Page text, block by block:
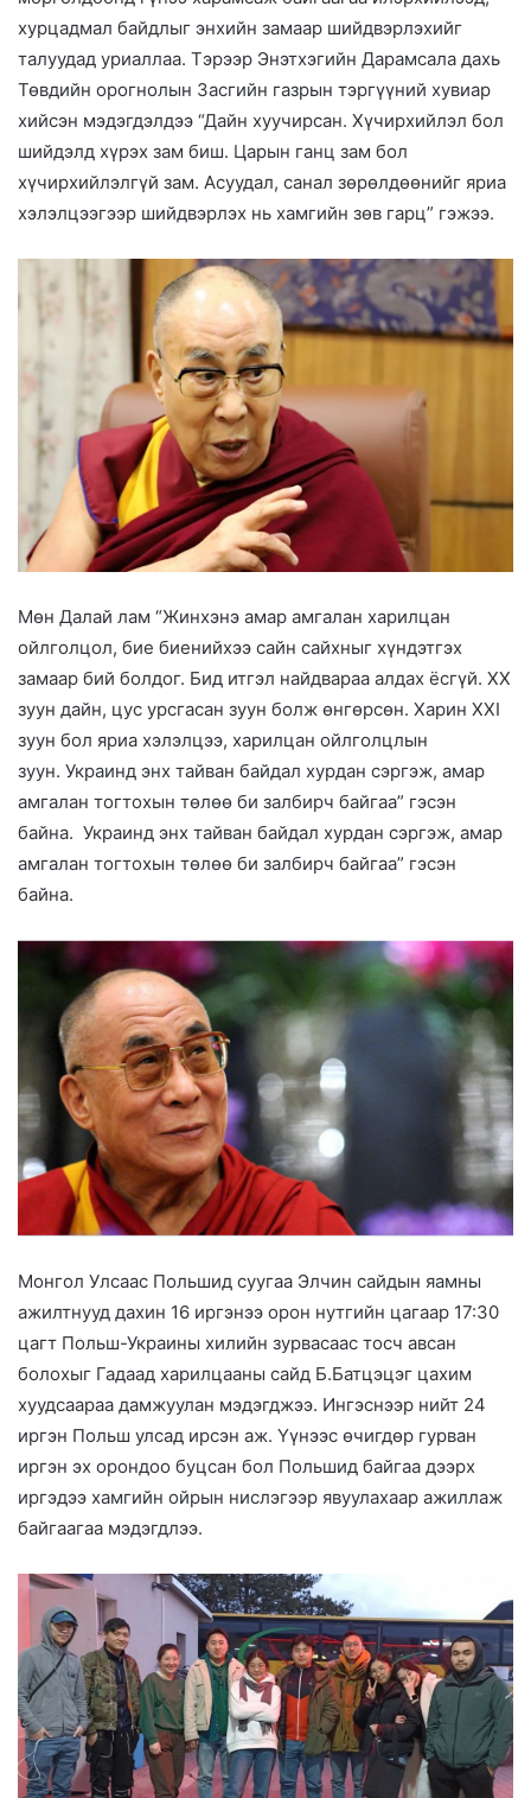
хурцадмал байдлыг энхийн замаар шийдвэрлэхийг
талуудад уриаллаа. Тэрээр Энэтхэгийн Дарамсала дахь
Төвдийн орогнолын Засгийн газрын тэргүүний хувиар
хийсэн мэдэгдэлдээ “Дайн хуучирсан. Xүчирхийлэл бол
шийдэлд хүрэх зам биш. Царын ганц зам бол
хүчирхийлэлгүй зам. Асуудал, санал зөрөлдөөнийг яриа
хэлэлцээгээр шийдвэрлэх нь хамгийн зөв гарц” гэжээ.
Мөн Далай лам “Жинхэнэ амар амгалан харилцан
ойлголцол, бие биенийхээ сайн сайхныг хүндэтгэх
замаар бий болдог. Бид итгэл найдвараа алдах ёсгүй. XX
зуун дайн, цус урсгасан зуун болж өнгөрсөн. Харин XXI
зуун бол яриа хэлэлцээ, харилцан ойлголцлын
зуун. Украинд энх тайван байдал хурдан сэргэж, амар
амгалан тогтохын төлөө би залбирч байгаа” гэсэн
байна. Украинд энх тайван байдал хурдан сэргэж, амар
амгалан тогтохын төлөө би залбирч байгаа” гэсэн
байна.
Монгол Улсаас Польшид суугаа Элчин сайдын яамны
ажилтнууд дахин 16 иргэнээ орон нутгийн цагаар 17:30
цагт Польш-Украины хилийн зурвасаас тосч авсан
болохыг Гадаад харилцааны сайд Б.Батцэцэг цахим
хуудсаараа дамжуулан мэдэгджээ. Ингэснээр нийт 24
иргэн Польш улсад ирсэн аж. Үүнээс өчигдөр гурван
иргэн эх орондоо буцсан бол Польшид байгаа дээрх
иргэдээ хамгийн ойрын нислэгээр явуулахаар ажиллаж
байгаагаа мэдэгдлээ.